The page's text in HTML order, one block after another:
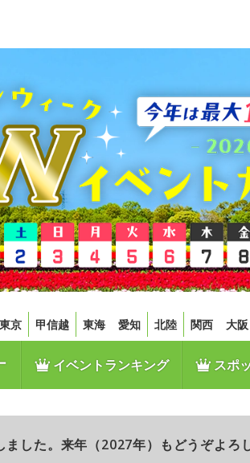
東京 甲信越 東海 愛知 北陸 関西 大阪
イベントランキング スポ
した。来年（2027年）もどうぞよろ